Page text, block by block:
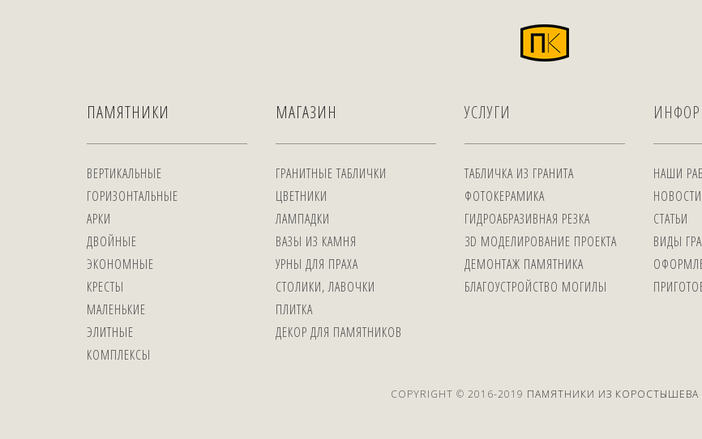
ПАМЯТНИКИ
ВЕРТИКАЛЬНЫЕ
ГОРИЗОНТАЛЬНЫЕ
АРКИ
ДВОЙНЫЕ
ЭКОНОМНЫЕ
КРЕСТЫ
МАЛЕНЬКИЕ
ЭЛИТНЫЕ
КОМПЛЕКСЫ
МАГАЗИН
ГРАНИТНЫЕ ТАБЛИЧКИ
ЦВЕТНИКИ
ЛАМПАДКИ
ВАЗЫ ИЗ КАМНЯ
УРНЫ ДЛЯ ПРАХА
СТОЛИКИ, ЛАВОЧКИ
ПЛИТКА
ДЕКОР ДЛЯ ПАМЯТНИКОВ
УСЛУГИ
ТАБЛИЧКА ИЗ ГРАНИТА
ФОТОКЕРАМИКА
ГИДРОАБРАЗИВНАЯ РЕЗКА
3D МОДЕЛИРОВАНИЕ ПРОЕКТА
ДЕМОНТАЖ ПАМЯТНИКА
БЛАГОУСТРОЙСТВО МОГИЛЫ
НАШИ
НОВОСТИ
СТАТЬИ
ВИДЫ
COPYRIGHT © 2016-2019 ПАМЯТНИКИ ИЗ КОРОСТЫШЕВА